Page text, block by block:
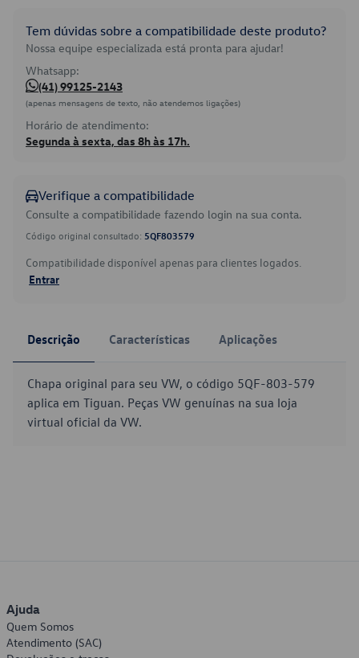
Tem dúvidas sobre a compatibilidade deste produto?
Nossa equipe especializada está pronta para ajudar!
Whatsapp:
(41) 99125-2143
(apenas mensagens de texto, não atendemos ligações)
Horário de atendimento:
Segunda à sexta, das 8h às 17h.
Verifique a compatibilidade
Consulte a compatibilidade fazendo login na sua conta.
Código original consultado: 5QF803579
Compatibilidade disponível apenas para clientes logados.
Entrar
Descrição Características Aplicações
Chapa original para seu VW, o código 5QF-803-579
aplica em Tiguan. Peças VW genuínas na sua loja
virtual oficial da VW.
Ajuda
Quem Somos
Atendimento (SAC)